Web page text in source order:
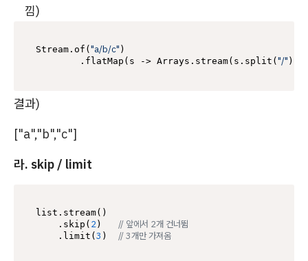
낌)
Stream.of( "a/b/c" )
        .flatMap(s -> Arrays.stream(s.split(
"/"
결과)
["a","b","c"]
라. skip / limit
list.stream()
    .skip(
2) // 앞에서 2개 건너뜀
    .limit(
3 ) // 3개만 가져옴